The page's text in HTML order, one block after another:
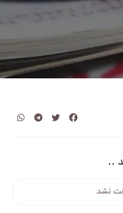
..
نشد.